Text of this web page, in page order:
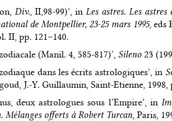
Div., II,98-99)’, in Les astres. Les
de Montpellier, 23-25 mars 1995, eds
II, pp. 121–140.
(Manil. 4, 585-817)’, Sileno23
dans les écrits astrologiques’, in
J.-Y. Guillaumin, Saint-Etienne, 1998,
deux astrologues sous l’Empire’, in
offerts à Robert Turcan, Paris,